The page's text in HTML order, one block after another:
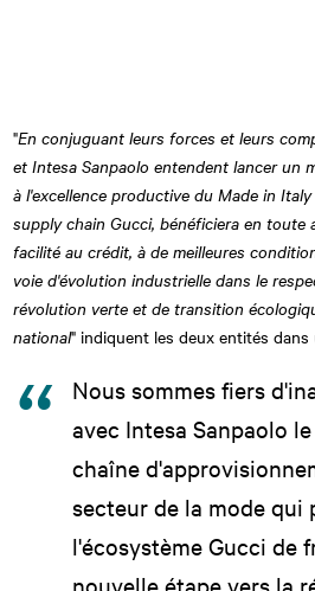
"En conjuguant leurs forces et leurs
et Intesa Sanpaolo entendent lancer un
à l'excellence productive du Made in
supply chain Gucci, bénéficiera en toute
facilité au crédit, à de meilleures
voie d'évolution industrielle dans le
révolution verte et de transition
national" indiquent les deux entités dans
Nous sommes fiers
avec Intesa Sanpaolo
chaîne
secteur de la mode qui
l'écosystème Gucci de
nouvelle étape vers la